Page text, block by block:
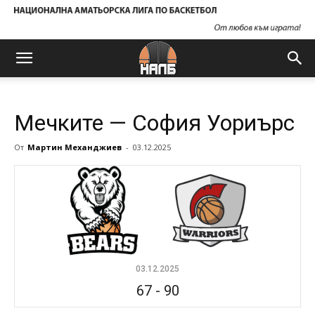
Мечките — София Уориърс
От Мартин Механджиев - 03.12.2025
03.12.2025
67- 90